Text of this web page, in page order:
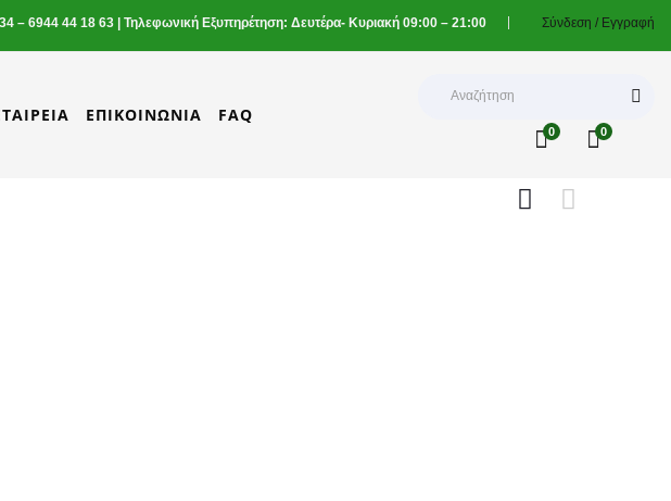
Σύνδεση / Εγγραφή
– 6944 44 18 63 | Τηλεφωνική Εξυπηρέτηση: Δευτέρα- Κυριακή 09:00 – 21:00
ΕΠΙΚΟΙΝΩΝΊΑ FAQ
0
0